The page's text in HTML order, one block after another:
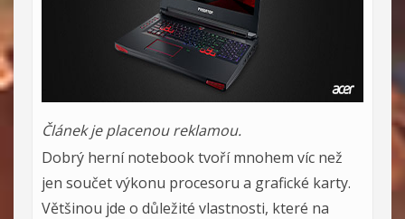
Článek je placenou reklamou.
Dobrý herní notebook tvoří mnohem víc než
jen součet výkonu procesoru a grafické karty.
Většinou jde o důležité vlastnosti, které na